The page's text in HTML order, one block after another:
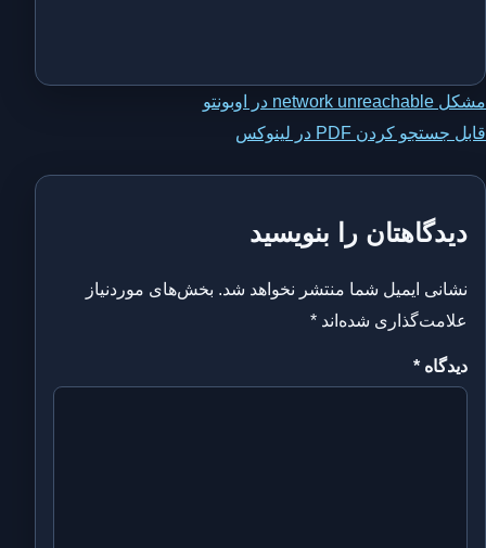
راهبری
نوشته
مشکل network unreachable در اوبونتو
قابل جستجو کردن PDF در لینوکس
دیدگاهتان را بنویسید
نشانی ایمیل شما منتشر نخواهد شد. بخش‌های موردنیاز
علامت‌گذاری شده‌اند *
دیدگاه *